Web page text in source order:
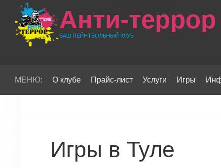
Анти-террор
ВАШ ПЕЙНТБОЛЬНЫЙ КЛУБ
МЕНЮ: О клубе Прайс-лист Услуги Игры
Игры в Туле